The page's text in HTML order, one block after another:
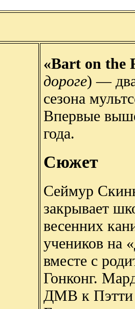
«Bart on the
дороге) —
сезона
Впервые
года.
Сюжет
Сеймур
закрывает
весенних
учеников на
вместе с
Гонконг.
ДМВ к Пэтти